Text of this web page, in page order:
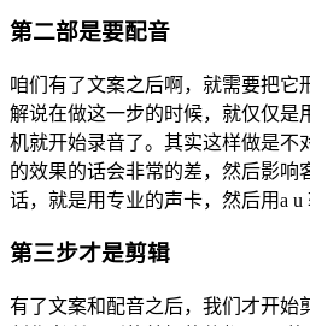
第二部是要配音
咱们有了文案之后啊，就需要把它
解说在做这一步的时候，就仅仅是
机就开始录音了。其实这样做是不
的效果的话会非常的差，然后影响
话，就是用专业的声卡，然后用a u
第三步才是剪辑
有了文案和配音之后，我们才开始